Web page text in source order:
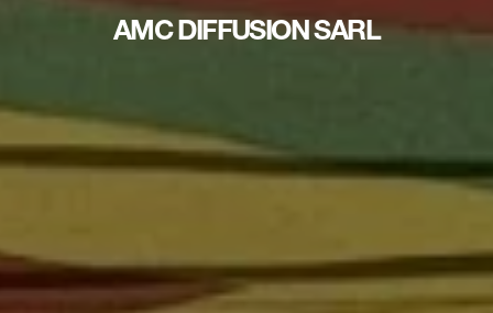
AMC DIFFUSION SARL